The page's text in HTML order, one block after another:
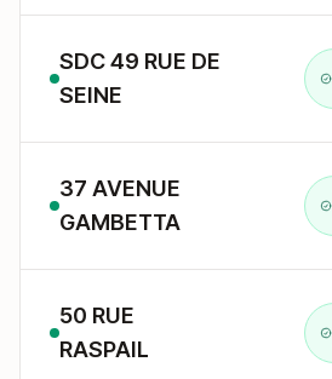
SDC 49 RUE DE
SEINE
37 AVENUE
GAMBETTA
50 RUE
RASPAIL